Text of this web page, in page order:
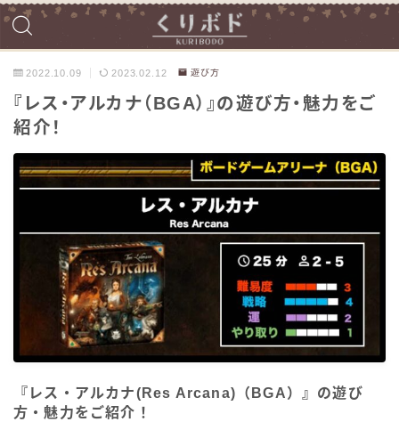
2022.10.09 2023.02.12 遊び方
『レス・アルカナ（BGA）』の遊び方・魅力をご
紹介！
『レス・アルカナ(Res Arcana)（BGA）』の遊び
方・魅力をご紹介！